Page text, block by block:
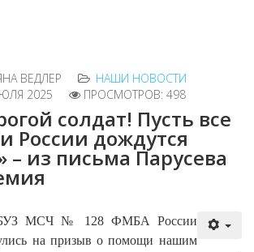
ВЕДЛЕР
НАШИ НОВОСТИ
2025
ПРОСМОТРОВ: 498
солдат! Пусть все
России дождутся
– из письма Парусева
МСЧ № 128 ФМБА России
на призыв о помощи нашим